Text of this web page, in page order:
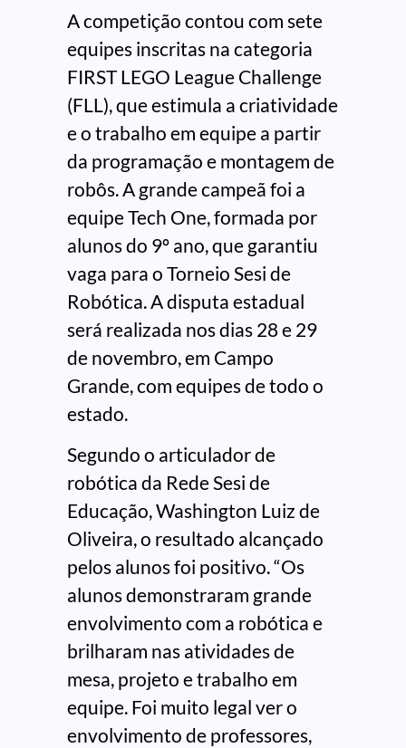
A competição contou com sete
equipes inscritas na categoria
FIRST LEGO League Challenge
(FLL), que estimula a criatividade
e o trabalho em equipe a partir
da programação e montagem de
robôs. A grande campeã foi a
equipe Tech One, formada por
alunos do 9º ano, que garantiu
vaga para o Torneio Sesi de
Robótica. A disputa estadual
será realizada nos dias 28 e 29
de novembro, em Campo
Grande, com equipes de todo o
estado.
Segundo o articulador de
robótica da Rede Sesi de
Educação, Washington Luiz de
Oliveira, o resultado alcançado
pelos alunos foi positivo. “Os
alunos demonstraram grande
envolvimento com a robótica e
brilharam nas atividades de
mesa, projeto e trabalho em
equipe. Foi muito legal ver o
envolvimento de professores,